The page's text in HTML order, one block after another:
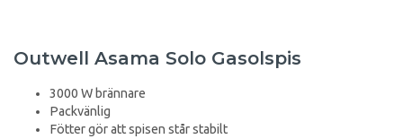
Outwell Asama Solo Gasolspis
3000 W brännare
Packvänlig
Fötter gör att spisen står stabilt